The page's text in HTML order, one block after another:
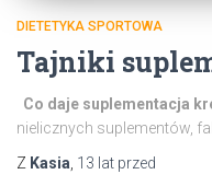
DIETETYKA SPORTOWA
Tajniki
Co daje suplementacja
nielicznych suplementów,
Z Kasia, 13 lat przed